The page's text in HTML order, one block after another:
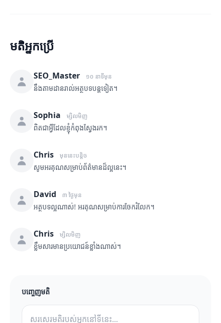
មតិអ្នកប្រើ
SEO_Master ១០ នាទីមុន
នឹងតាមដានរាល់អត្ថបទបន្តទៀត។
Sophia ម្សិលមិញ
ពិតជាអ្វីដែលខ្ញុំកំពុងស្វែងរក។
Chris មុននេះបន្តិច
សូមអរគុណសម្រាប់ព័ត៌មានដ៏ល្អនេះ។
David ៣ ថ្ងៃមុន
អត្ថបទល្អណាស់! អរគុណសម្រាប់ការចែករំលែក។
Chris ម្សិលមិញ
ខ្លឹមសារមានប្រយោជន៍ខ្លាំងណាស់។
បញ្ចេញមតិ